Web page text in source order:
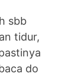
sbb
tidur,
do